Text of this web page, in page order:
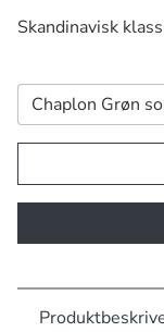
Skandinavisk